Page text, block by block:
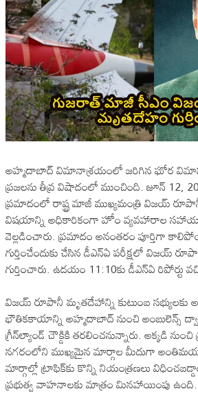
అహ్మదాబాద్ విమానాశ్రయంలో జరిగిన ఘోర
ప్రజలను తీవ్ర విషాదంలో ముంచింది. జూన్ 12,
ప్రమాదంలో రాష్ట్ర మాజీ ముఖ్యమంత్రి విజయ్
విషయాన్ని అధికారికంగా హోం వ్యవహారాల
వెల్లడించారు. ప్రమాదం అనంతరం పూర్తిగా
గుర్తించేందుకు చేసిన డీఎన్‌ఏ పరీక్షలో విజయ్
గుర్తించారు. ఉదయం 11:10కు డీఎన్‌ఏ రిపోర్టు
విజయ్ రూపానీ మృతదేహాన్ని కుటుంబ
భౌతికకాయాన్ని అహ్మదాబాద్ నుంచి అంబులెన్స్
గ్రీన్‌ల్యాండ్ చౌక్డికి తరలించనున్నారు. అక్కడి
నగరంలోని ముఖ్యమైన మార్గాల మీదుగా
మార్గాల్లో ట్రాఫిక్‌కు కొన్ని నియంత్రణలు
ప్రభుత్వ వాహనాలకు మాత్రం మినహాయింపు ఉంది.